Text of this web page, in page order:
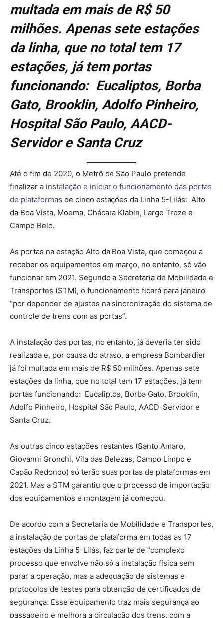
multada em mais de R$ 50
milhões. Apenas sete estações
da linha, que no total tem 17
estações, já tem portas
funcionando: Eucaliptos, Borba
Gato, Brooklin, Adolfo Pinheiro,
Hospital São Paulo, AACD-
Servidor e Santa Cruz
Até o fim de 2020, o Metrô de São Paulo pretende
finalizar a instalação e iniciar o funcionamento das portas
de plataformas de cinco estações da Linha 5-Lilás: Alto
da Boa Vista, Moema, Chácara Klabin, Largo Treze e
Campo Belo.
As portas na estação Alto da Boa Vista, que começou a
receber os equipamentos em março, no entanto, só vão
funcionar em 2021. Segundo a Secretaria de Mobilidade e
Transportes (STM), o funcionamento ficará para janeiro
“por depender de ajustes na sincronização do sistema de
controle de trens com as portas”.
A instalação das portas, no entanto, já deveria ter sido
realizada e, por causa do atraso, a empresa Bombardier
já foi multada em mais de R$ 50 milhões. Apenas sete
estações da linha, que no total tem 17 estações, já tem
portas funcionando: Eucaliptos, Borba Gato, Brooklin,
Adolfo Pinheiro, Hospital São Paulo, AACD-Servidor e
Santa Cruz.
As outras cinco estações restantes (Santo Amaro,
Giovanni Gronchi, Vila das Belezas, Campo Limpo e
Capão Redondo) só terão suas portas de plataformas em
2021. Mas a STM garantiu que o processo de importação
dos equipamentos e montagem já começou.
De acordo com a Secretaria de Mobilidade e Transportes,
a instalação de portas de plataforma em todas as 17
estações da Linha 5-Lilás, faz parte de “complexo
processo que envolve não só a instalação física sem
parar a operação, mas a adequação de sistemas e
protocolos de testes para obtenção de certificados de
segurança. Esse equipamento traz mais segurança ao
passageiro e melhora a circulação dos trens, com a